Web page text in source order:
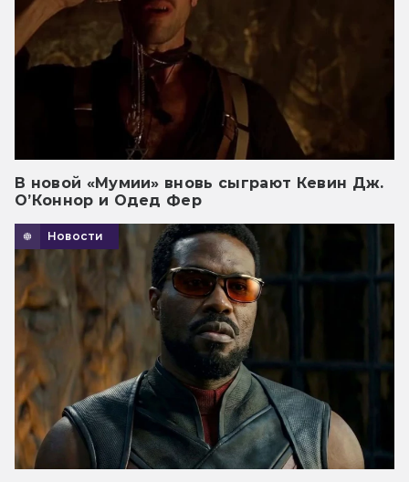
В новой «Мумии» вновь сыграют Кевин Дж.
О’Коннор и Одед Фер
Новости